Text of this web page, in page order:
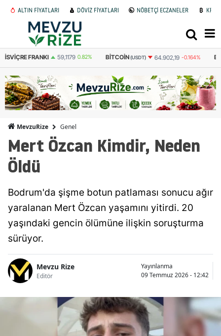
ALTIN FİYATLARI DÖVİZ FİYATLARI NÖBETÇİ ECZANELER
BITCOIN(USDT) 64.902,19 -0.164% BITCOIN(TL) 3.090.600 -0.155%
MevzuRize Genel
Mert Özcan Kimdir, Neden
Öldü
Bodrum'da şişme botun patlaması sonucu ağır
yaralanan Mert Özcan yaşamını yitirdi. 20
yaşındaki gencin ölümüne ilişkin soruşturma
sürüyor.
Mevzu Rize
Editör
Yayınlanma
09 Temmuz 2026 - 12:42